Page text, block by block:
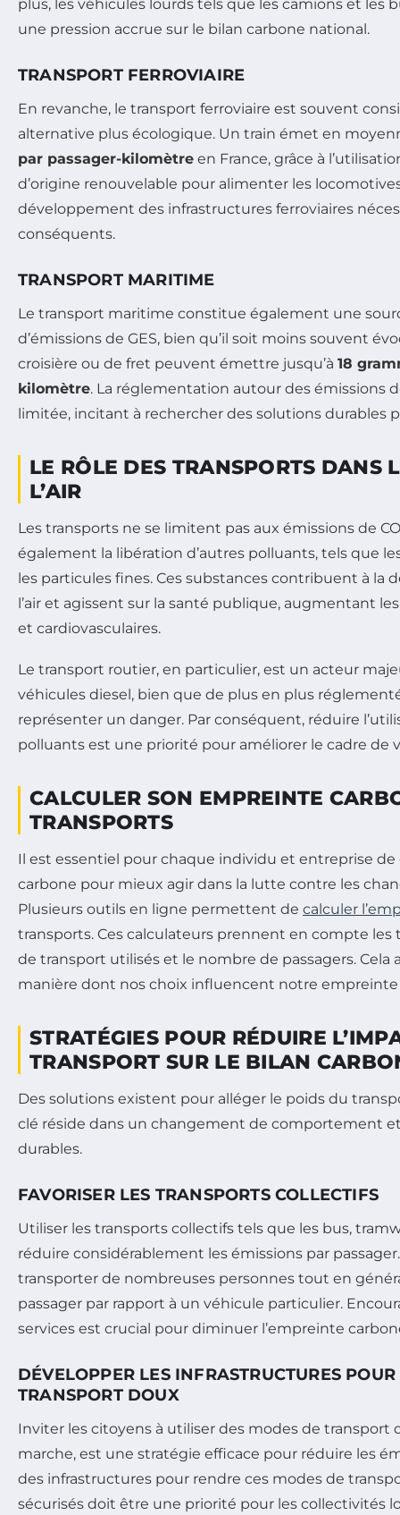
plus, les véhicules lourds tels que les camions et les
une pression accrue sur le bilan carbone national.
TRANSPORT FERROVIAIRE
En revanche, le transport ferroviaire est souvent
alternative plus écologique. Un train émet en
par passager-kilomètre en France, grâce à
d’origine renouvelable pour alimenter les
développement des infrastructures ferroviaires
conséquents.
TRANSPORT MARITIME
Le transport maritime constitue également une
d’émissions de GES, bien qu’il soit moins souvent
croisière ou de fret peuvent émettre jusqu’à 18
kilomètre. La réglementation autour des émissions
limitée, incitant à rechercher des solutions durables
LE RÔLE DES TRANSPORTS DANS
L’AIR
Les transports ne se limitent pas aux émissions de
également la libération d’autres polluants, tels que
les particules fines. Ces substances contribuent à la
l’air et agissent sur la santé publique, augmentant
et cardiovasculaires.
Le transport routier, en particulier, est un acteur
véhicules diesel, bien que de plus en plus
représenter un danger. Par conséquent, réduire
polluants est une priorité pour améliorer le cadre de
CALCULER SON EMPREINTE
TRANSPORTS
Il est essentiel pour chaque individu et entreprise
carbone pour mieux agir dans la lutte contre les
Plusieurs outils en ligne permettent de calculer
transports. Ces calculateurs prennent en compte les
de transport utilisés et le nombre de passagers. Cela
manière dont nos choix influencent notre
STRATÉGIES POUR RÉDUIRE
TRANSPORT SUR LE BILAN
Des solutions existent pour alléger le poids du
clé réside dans un changement de comportement
durables.
FAVORISER LES TRANSPORTS COLLECTIFS
Utiliser les transports collectifs tels que les bus,
réduire considérablement les émissions par
transporter de nombreuses personnes tout en
passager par rapport à un véhicule particulier.
services est crucial pour diminuer l’empreinte
DÉVELOPPER LES INFRASTRUCTURES
TRANSPORT DOUX
Inviter les citoyens à utiliser des modes de transport
marche, est une stratégie efficace pour réduire les
des infrastructures pour rendre ces modes de
sécurisés doit être une priorité pour les collectivités